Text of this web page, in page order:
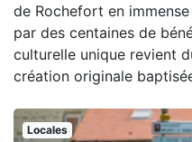
de Rochefort en
par des centaines de
culturelle unique revient
création originale
Locales